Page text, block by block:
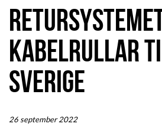
KABELRULLAR
SVERIGE
26 september 2022